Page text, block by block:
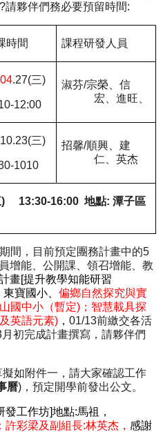
請夥伴們務必要預留時間:
時間 課程研發人員
.27(三)
12:00
淑芬/宗榮、信
宏、進旺、
三)
1010
招馨/順興、建
仁、英杰
) 13:30-16:00 地點:潭子區
間，目前預定團務計畫中的5
增能、公開課、領召增能、教
畫[提升教學知能研習
東寶國小、偏鄉自然探究與實
國中小（暫定) ；智慧載具探
英語元素) ，01/13前繳交各活
月初完成計畫撰寫，請夥伴們
如附件一，請大家確認工作
曆) ，預定開學前發出公文。
發工作坊]地點:馬祖，
許彩梁及副組長:林英杰，感謝